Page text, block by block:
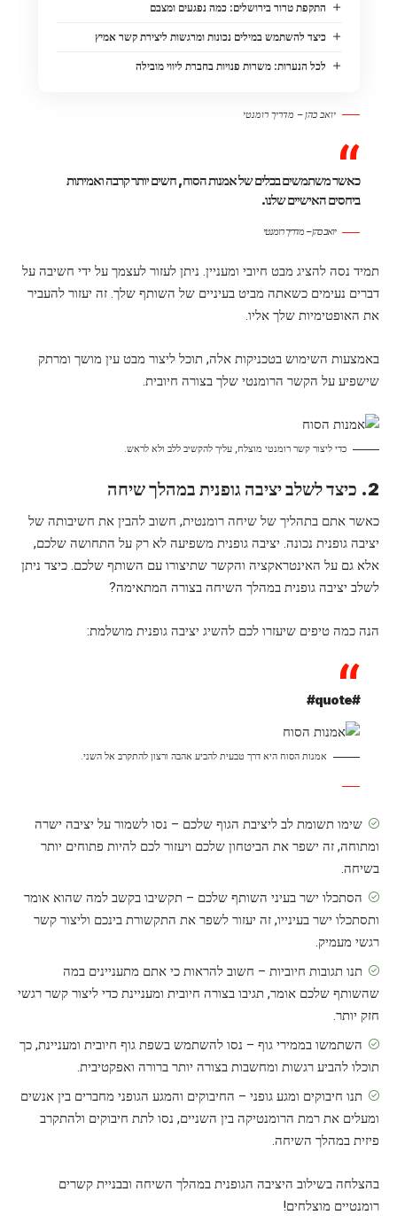
התקפת טרור בירושלים: כמה נפגעים ומצבם
כיצד להשתמש במילים נכונות ומרגשות ליצירת קשר אמיץ
לכל הנערות: משרות פנויות בחברת ליווי מובילה
יואב כהן – מדריך רומנטי
כאשר משתמשים בכלים של אמנות הסוח, חשים יותר קרבה ואמיתות
ביחסים האישיים שלנו.
יואב כהן – מדריך רומנטי
תמיד נסה להציג מבט חיובי ומעניין. ניתן לעזור לעצמך על ידי חשיבה על
דברים נעימים כשאתה מביט בעיניים של השותף שלך. זה יעזור להעביר
את האופטימיות שלך אליו.
באמצעות השימוש בטכניקות אלה, תוכל ליצור מבט עין מושך ומרתק
שישפיע על הקשר הרומנטי שלך בצורה חיובית.
כדי ליצור קשר רומנטי מוצלח, עליך להקשיב ללב ולא לראש.
2. כיצד לשלב יציבה גופנית במהלך שיחה
כאשר אתם בתהליך של שיחה רומנטית, חשוב להבין את חשיבותה של
יציבה גופנית נכונה. יציבה גופנית משפיעה לא רק על התחושה שלכם,
אלא גם על האינטראקציה והקשר שתיצורו עם השותף שלכם. כיצד ניתן
לשלב יציבה גופנית במהלך השיחה בצורה המתאימה?
הנה כמה טיפים שיעזרו לכם להשיג יציבה גופנית מושלמת:
#quote#
אמנות הסוח היא דרך טבעית להביע אהבה ורצון להתקרב אל השני.
שימו תשומת לב ליציבת הגוף שלכם – נסו לשמור על יציבה ישרה
ומתוחה, זה ישפר את הביטחון שלכם ויעזור לכם להיות פתוחים יותר
בשיחה.
הסתכלו ישר בעיני השותף שלכם – תקשיבו בקשב למה שהוא אומר
ותסתכלו ישר בעינייו, זה יעזור לשפר את התקשורת בינכם וליצור קשר
רגשי מעמיק.
תנו תגובות חיוביות – חשוב להראות כי אתם מתעניינים במה
שהשותף שלכם אומר, תגיבו בצורה חיובית ומעניינת כדי ליצור קשר רגשי
חזק יותר.
השתמשו בממירי גוף – נסו להשתמש בשפת גוף חיובית ומעניינת, כך
תוכלו להביע רגשות ומחשבות בצורה יותר ברורה ואפקטיבית.
תנו חיבוקים ומגע גופני – החיבוקים והמגע הגופני מחברים בין אנשים
ומעלים את רמת הרומנטיקה בין השניים, נסו לתת חיבוקים ולהתקרב
פיזית במהלך השיחה.
בהצלחה בשילוב היציבה הגופנית במהלך השיחה ובבניית קשרים
רומנטיים מוצלחים!